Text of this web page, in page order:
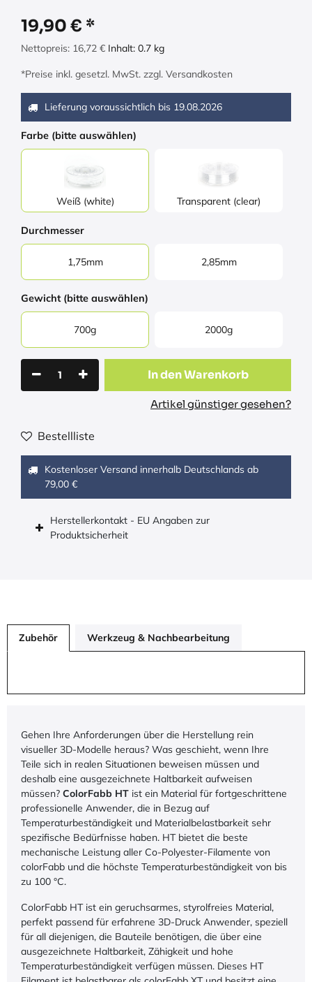
19,90 €
Nettopreis: 16,72 € Inhalt: 0.7 kg
*Preise inkl. gesetzl. MwSt. zzgl. Versandkosten
Lieferung voraussichtlich bis 19.08.2026
Farbe (bitte auswählen)
Weiß (white) Transparent (clear)
Durchmesser
1,75mm 2,85mm
Gewicht (bitte auswählen)
700g 2000g
In den Warenkorb
Artikel günstiger gesehen?
Bestellliste
Kostenloser Versand innerhalb Deutschlands ab
79,00 €
Herstellerkontakt - EU Angaben zur
Produktsicherheit
Zubehör Werkzeug & Nachbearbeitung
Gehen Ihre Anforderungen über die Herstellung rein
visueller 3D-Modelle heraus? Was geschieht, wenn Ihre
Teile sich in realen Situationen beweisen müssen und
deshalb eine ausgezeichnete Haltbarkeit aufweisen
müssen? ColorFabb HT ist ein Material für fortgeschrittene
professionelle Anwender, die in Bezug auf
Temperaturbeständigkeit und Materialbelastbarkeit sehr
spezifische Bedürfnisse haben. HT bietet die beste
mechanische Leistung aller Co-Polyester-Filamente von
colorFabb und die höchste Temperaturbeständigkeit von bis
zu 100 °C.
ColorFabb HT ist ein geruchsarmes, styrolfreies Material,
perfekt passend für erfahrene 3D-Druck Anwender, speziell
für all diejenigen, die Bauteile benötigen, die über eine
ausgezeichnete Haltbarkeit, Zähigkeit und hohe
Temperaturbeständigkeit verfügen müssen. Dieses HT